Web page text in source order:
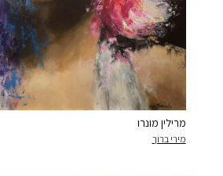
מרילין מונרו
מירי ברוך